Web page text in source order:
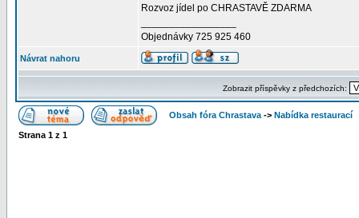
Rozvoz jídel po CHRASTAVĚ ZDARMA
Objednávky 725 925 460
Návrat nahoru
Zobrazit příspěvky z předchozích:
Obsah fóra Chrastava -> Nabídka restaurací
Strana 1 z 1